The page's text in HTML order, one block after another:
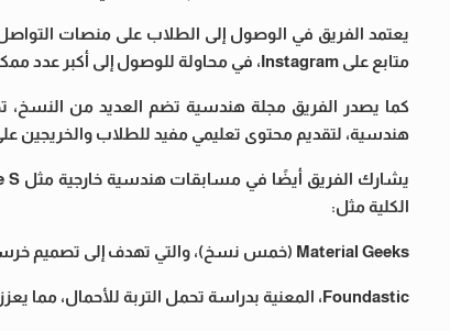
متابع على Instagram، في محاولة للوصول إلى أكبر عدد ممكن من طلاب الهندسة على مستوى مصر، وأن يكون الفريق منارة علمية للهندسة المدنية.
كما يصدر الفريق مجلة هندسية تضم العديد من النسخ،
هندسية، لتقديم محتوى تعليمي مفيد للطلاب والخريجين
الكلية مثل:
Material Geeks (خمس نسخ)، والتي تهدف إلى تصميم خرسانة منخفضة الكثافة قادرة على تحمل أحمال عالية.
Foundastic، المعنية بدراسة تحمل التربة للأحمال، مما يعزز التفكير الابتكاري والتطبيقي لدى الطلاب.